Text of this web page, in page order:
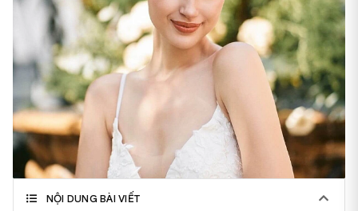
NỘI DUNG BÀI VIẾT